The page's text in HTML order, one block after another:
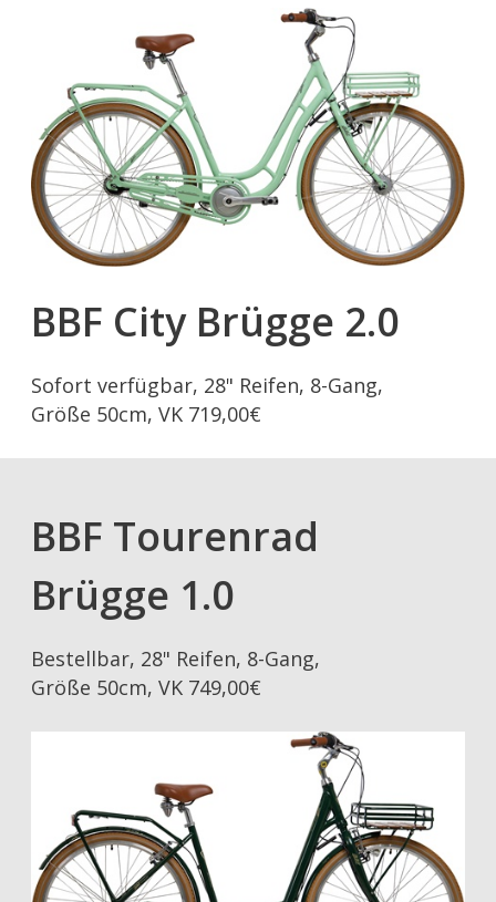
BBF City Brügge 2.0
Sofort verfügbar, 28" Reifen, 8-Gang,
Größe 50cm, VK 719,00€
BBF Tourenrad
Brügge 1.0
Bestellbar, 28" Reifen, 8-Gang,
Größe 50cm, VK 749,00€